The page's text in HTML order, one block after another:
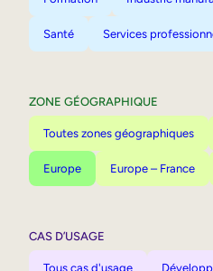
Santé Services
ZONE GÉOGRAPHIQUE
Toutes zones géographiques
Europe Europe – France
CAS D’USAGE
Tous cas d'usage